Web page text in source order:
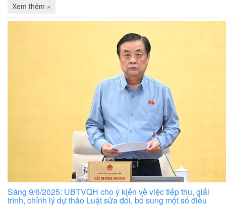
Xem thêm »
Sáng 9/6/2025: UBTVQH cho ý kiến về việc tiếp thu, giải
trình, chỉnh lý dự thảo Luật sửa đổi, bổ sung một số điều